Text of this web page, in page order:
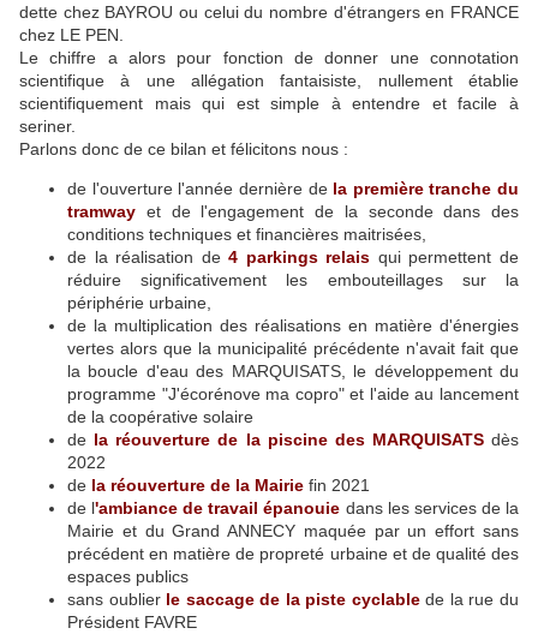
dette chez BAYROU ou celui du nombre d'étrangers en FRANCE
chez LE PEN.
Le chiffre a alors pour fonction de donner une connotation
scientifique à une allégation fantaisiste, nullement établie
scientifiquement mais qui est simple à entendre et facile à
seriner.
Parlons donc de ce bilan et félicitons nous :
de l'ouverture l'année dernière de la première tranche du
tramway et de l'engagement de la seconde dans des
conditions techniques et financières maitrisées,
de la réalisation de4 parkings relais qui permettent de
réduire significativement les embouteillages sur la
périphérie urbaine,
de la multiplication des réalisations en matière d'énergies
vertes alors que la municipalité précédente n'avait fait que
la boucle d'eau des MARQUISATS, le développement du
programme "J'écorénove ma copro" et l'aide au lancement
de la coopérative solaire
de la réouverture de la piscine des MARQUISATSdès
2022
de la réouverture de la Mairie fin 2021
de l'ambiance de travail épanouie dans les services de la
Mairie et du Grand ANNECY maquée par un effort sans
précédent en matière de propreté urbaine et de qualité des
espaces publics
sans oublier le saccage de la piste cyclablede la rue du
Président FAVRE